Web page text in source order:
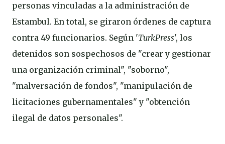
personas vinculadas a la administración de
Estambul. En total, se giraron órdenes de captura
contra 49 funcionarios. Según 'TurkPress', los
detenidos son sospechosos de "crear y gestionar
una organización criminal", "soborno",
"malversación de fondos", "manipulación de
licitaciones gubernamentales" y "obtención
ilegal de datos personales".